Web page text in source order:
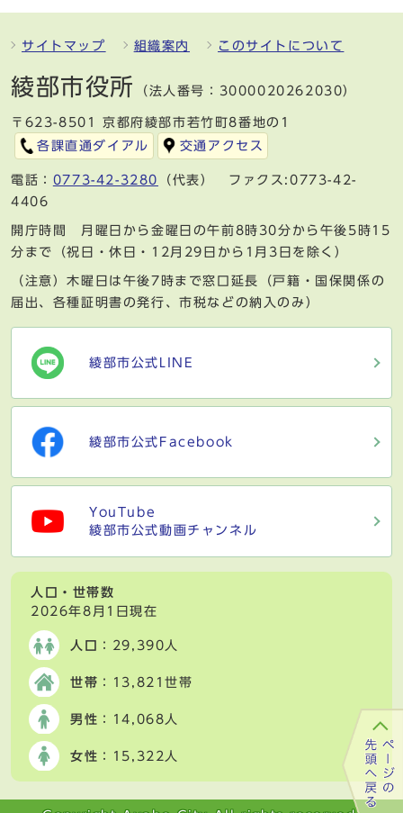
サイトマップ 組織案内 このサイトについて
綾部市役所 （法人番号：3000020262030）
〒623-8501 京都府綾部市若竹町8番地の1
各課直通ダイアル
交通アクセス
電話： 0773-42-3280
（代表） ファクス:0773-42-
4406
開庁時間 月曜日から金曜日の午前8時30分から午後5時15
分まで（祝日・休日・12月29日から1月3日を除く）
（注意）木曜日は午後7時まで窓口延長（戸籍・国保関係の
届出、各種証明書の発行、市税などの納入のみ）
綾部市公式LINE
綾部市公式Facebook
YouTube
綾部市公式動画チャンネル
人口・世帯数
2026年8月1日現在
人口 ：29,390人
世帯 ：13,821世帯
男性 ：14,068人
女性 ：15,322人